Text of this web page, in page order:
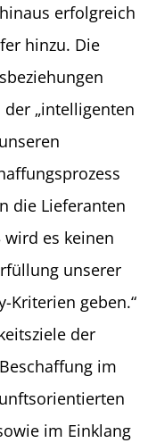
erfolgreich
hinzu. Die
„intelligenten
die Lieferanten
wird es keinen
unserer
Kriterien geben.“
der
im
im Einklang